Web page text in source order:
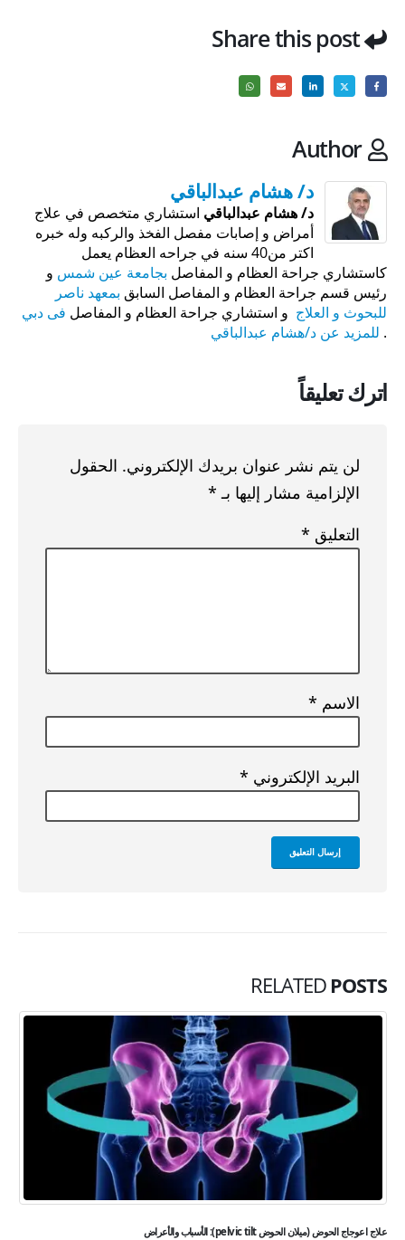
Share this post
Author
د/ هشام عبدالباقي
د/ هشام عبدالباقي استشاري متخصص في علاج
أمراض و إصابات مفصل الفخذ والركبه وله خبره
اكتر من40 سنه في جراحه العظام يعمل
كاستشاري جراحة العظام و المفاصل بجامعة عين شمس و
رئيس قسم جراحة العظام و المفاصل السابق بمعهد ناصر
للبحوث و العلاج و استشاري جراحة العظام و المفاصل فى دبي
. للمزيد عن د/هشام عبدالباقي
اترك تعليقاً
لن يتم نشر عنوان بريدك الإلكتروني. الحقول
الإلزامية مشار إليها بـ *
التعليق *
الاسم *
البريد الإلكتروني *
RELATED POSTS
علاج اعوجاج الحوض (ميلان الحوض pelvic tilt): الأسباب والأعراض